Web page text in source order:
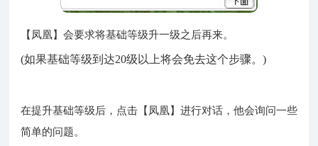
【凤凰】会要求将基础等级升一级之后再来。
(如果基础等级到达20级以上将会免去这个步骤。)
在提升基础等级后，点击【凤凰】进行对话，他会询问一些
简单的问题。